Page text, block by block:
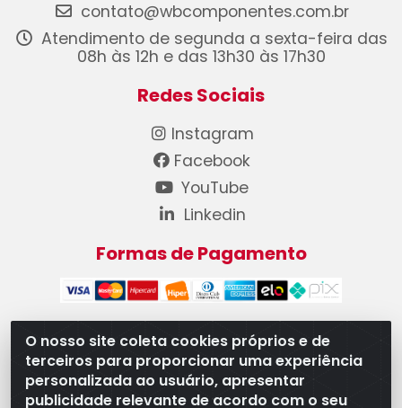
O nosso site coleta cookies próprios e de
terceiros para proporcionar uma experiência
personalizada ao usuário, apresentar
publicidade relevante de acordo com o seu
contato@wbcomponentes.com.br
Atendimento de segunda a sexta-feira das
08h às 12h e das 13h30 às 17h30
Redes Sociais
Instagram
Facebook
YouTube
Linkedin
Formas de Pagamento
WB Componentes Automotivos LTDA - CNPJ
08.528.393/0001-12 - Rua do Níquel, 667 - Parque
Oeste Industrial, Goiânia/GO - CEP 74375-660